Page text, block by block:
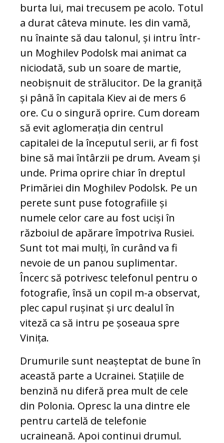
burta lui, mai trecusem pe acolo. Totul
a durat câteva minute. Ies din vamă,
nu înainte să dau talonul, și intru într-
un Moghilev Podolsk mai animat ca
niciodată, sub un soare de martie,
neobișnuit de strălucitor. De la graniță
și până în capitala Kiev ai de mers 6
ore. Cu o singură oprire. Cum doream
să evit aglomerația din centrul
capitalei de la începutul serii, ar fi fost
bine să mai întârzii pe drum. Aveam și
unde. Prima oprire chiar în dreptul
Primăriei din Moghilev Podolsk. Pe un
perete sunt puse fotografiile și
numele celor care au fost uciși în
războiul de apărare împotriva Rusiei.
Sunt tot mai mulți, în curând va fi
nevoie de un panou suplimentar.
Încerc să potrivesc telefonul pentru o
fotografie, însă un copil m-a observat,
plec capul rușinat și urc dealul în
viteză ca să intru pe șoseaua spre
Vinița.
Drumurile sunt neașteptat de bune în
această parte a Ucrainei. Stațiile de
benzină nu diferă prea mult de cele
din Polonia. Opresc la una dintre ele
pentru cartelă de telefonie
ucraineană. Apoi continui drumul.